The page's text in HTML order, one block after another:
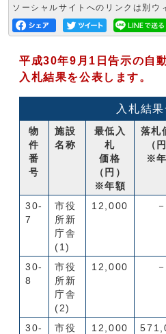
ソーシャルサイトへのリンクは別ウ
平成30年9月1日告示の自
入札結果を公表します。
入札結
物
件
番
号
施設
名称
最低入
札
価格
（円）
※年額
落札
（
※
30-
7
市役
所新
庁舎
(1)
12,000 －
30-
8
市役
所新
庁舎
(2)
12,000 －
30-
市役
12,000